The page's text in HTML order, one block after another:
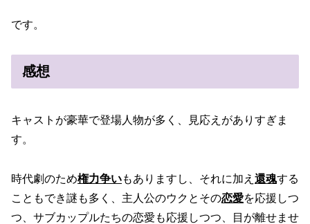
です。
感想
キャストが豪華で登場人物が多く、見応えがありすぎま
す。
時代劇のため権力争いもありますし、それに加え 還魂する
こともでき謎も多く、主人公のウクとその恋愛を応援しつ
つ、サブカップルたちの恋愛も応援しつつ、目が離せませ